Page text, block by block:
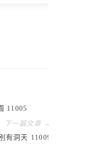
11005
下一篇文章 →
有洞天 11009